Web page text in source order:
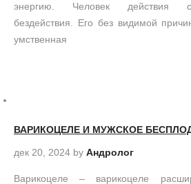
энергию. Человек действия
бездействия. Его без видимой
умственная
ВАРИКОЦЕЛЕ И МУЖСКОЕ
дек 20, 2024 by Андролог
Варикоцеле – варикоцеле